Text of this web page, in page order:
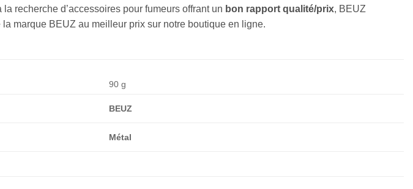
la recherche d’accessoires pour fumeurs offrant un bon rapport qualité/prix, BEUZ
marque BEUZ au meilleur prix sur notre boutique en ligne.
90 g
BEUZ
Métal